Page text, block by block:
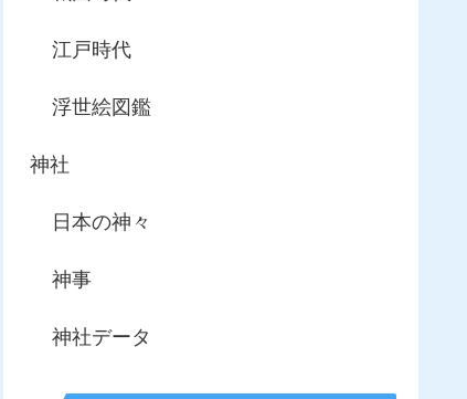
江戸時代
浮世絵図鑑
神社
日本の神々
神事
神社データ